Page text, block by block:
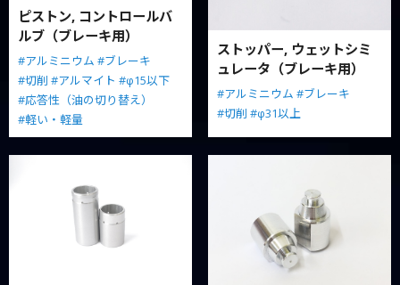
ピストン, コントロールバ
ルブ（ブレーキ用）
#アルミニウム #ブレーキ
#切削 #アルマイト #φ15以下
#応答性（油の切り替え）
#軽い・軽量
ストッパー, ウェットシミ
ュレータ（ブレーキ用）
#アルミニウム #ブレーキ
#切削 #φ31以上